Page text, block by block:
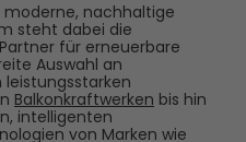
nachhaltige
steht dabei die
für erneuerbare
Auswahl an
Balkonkraftwerken bis hin
intelligenten
von Marken wie